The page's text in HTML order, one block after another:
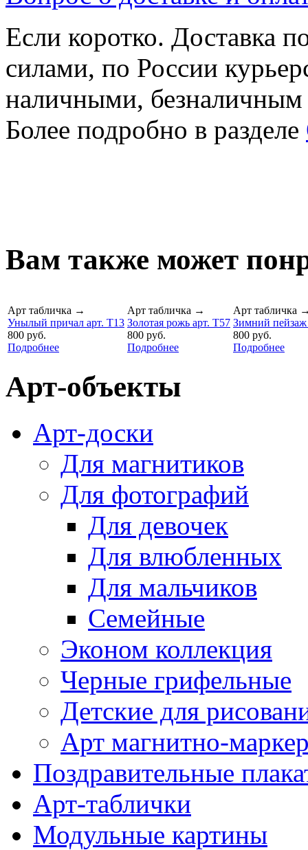
Если коротко. Доставка
силами, по России
наличными,
Более подробно в разделе
Вам также может
Арт табличка →
Унылый причал арт. T13
800 руб.
Подробнее
Арт табличка →
Золотая рожь арт. T57
800 руб.
Подробнее
Арт табличка
Зимний пейзаж
800 руб.
Подробнее
Арт-объекты
Арт-доски
Для магнитиков
Для фотографий
Для девочек
Для влюбленных
Для мальчиков
Семейные
Эконом коллекция
Черные грифельные
Детские для
Арт магнитно-
Поздравительные
Арт-таблички
Модульные картины